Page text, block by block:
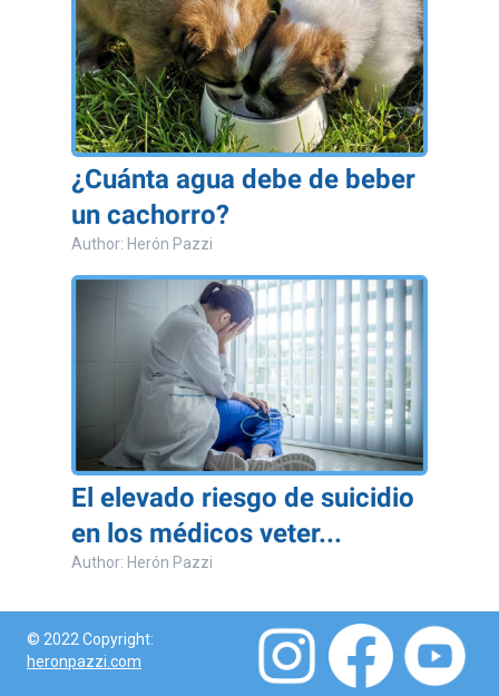
¿Cuánta agua debe de beber
un cachorro?
Author: Herón Pazzi
El elevado riesgo de suicidio
en los médicos veter...
Author: Herón Pazzi
© 2022 Copyright:
heronpazzi.com